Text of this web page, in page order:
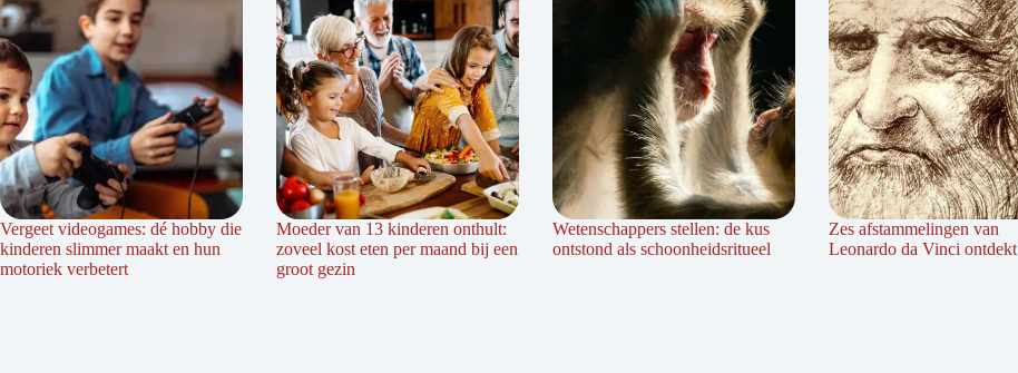
Vergeet videogames: dé hobby die
kinderen slimmer maakt en hun
motoriek verbetert
Moeder van 13 kinderen onthult:
zoveel kost eten per maand bij een
groot gezin
Wetenschappers stellen: de kus
ontstond als schoonheidsritueel
Zes afstammelingen van
Leonardo da Vinci ontdekt